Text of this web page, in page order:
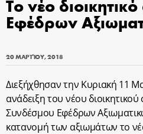
Το νέο
Εφέδρων
20 ΜΑΡΤΊΟΥ, 2018
Διεξήχθησαν την Κυριακή 11
ανάδειξη του νέου
Συνδέσμου Εφέδρων
κατανομή των αξιωμάτων το